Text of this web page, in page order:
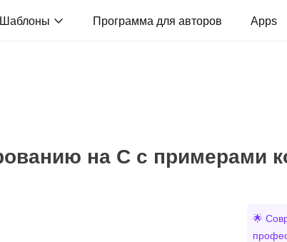
Шаблоны Программа для авторов Apps
на C с примерами
🌟